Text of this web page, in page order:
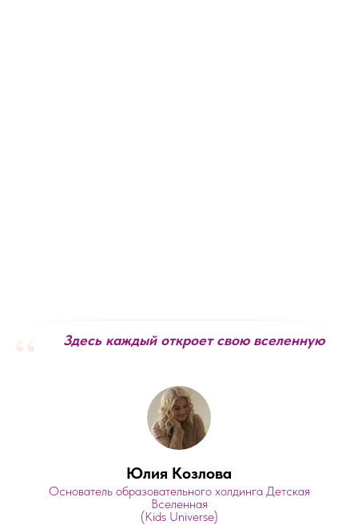
“ Здесь каждый откроет свою вселенную
Юлия Козлова
Основатель образовательного холдинга Детская
Вселенная
(Kids Universe)